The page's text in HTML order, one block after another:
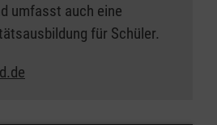
umfasst auch eine
für Schüler.